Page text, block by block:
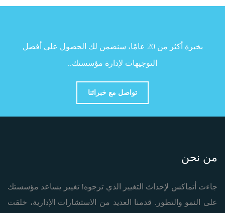
بخبرة أكثر من 20 عامًا، سنضمن لك الحصول على أفضل
التوجيهات لإدارة مؤسستك..
تواصل مع خبرائنا
من نحن
جاءت أتماكس لإحداث التغيير الذي ترجوه! تغيير يساعد مؤسستك
على النمو والتطور. قدمنا العديد من الاستشارات الإدارية، خلقت